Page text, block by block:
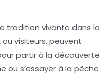
tradition vivante dans la
ou visiteurs, peuvent
partir à la découverte
ou s’essayer à la pêche